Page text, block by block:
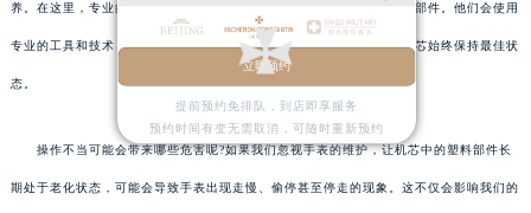
养。在这里，专业的技师会对手表进行全面的检查，包括机芯中的塑料部件。他们会使用
专业的工具和技术，对这些部件进行清洁、润滑和更换，确保手表的机芯始终保持最佳状
态。
操作不当可能会带来哪些危害呢?如果我们忽视手表的维护，让机芯中的塑料部件长
期处于老化状态，可能会导致手表出现走慢、偷停甚至停走的现象。这不仅会影响我们的
立即预约
提前预约免排队，到店即享服务
预约时间有变无需取消，可随时重新预约